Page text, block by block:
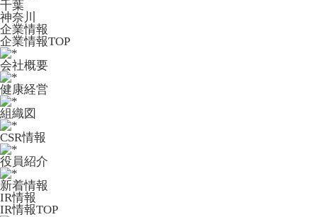
千葉
神奈川
企業情報
企業情報TOP
会社概要
健康経営
組織図
CSR情報
役員紹介
新着情報
IR情報
IR情報TOP